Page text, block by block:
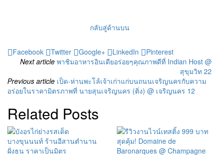
กลับสู่ด้านบน
Facebook Twitter Google+ LinkedIn
Pinterest
Next article พาชิมอาหารอินเดียอร่อยๆคุณภาพดีที่ Indian Host @
สุขุมวิท 22
Previous article เป็ด-ห่านพะโล้เจ้าเก่าแก่บนถนนเจริญนครกับความ
อร่อยในราคามิตรภาพที่ นายสุนเจริญนคร (ติ่ง) @ เจริญนคร 12
Related Posts